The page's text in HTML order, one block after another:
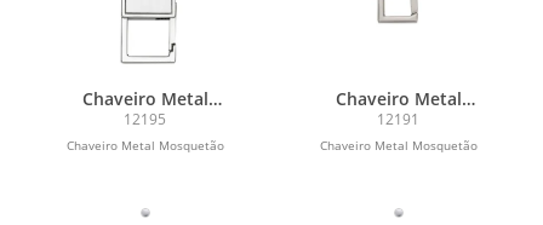
Chaveiro Metal
Mosquetão
12195
Chaveiro Metal Mosquetão
Chaveiro Metal
Mosquetão
12191
Chaveiro Metal Mosquetão